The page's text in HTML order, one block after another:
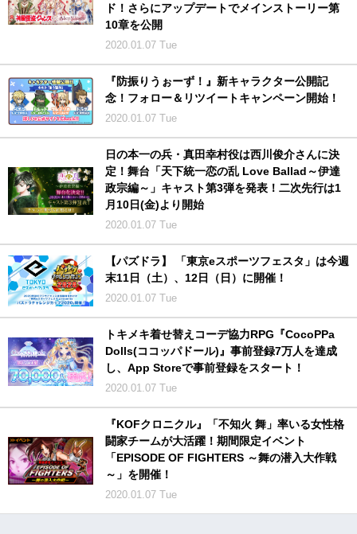
ド！さらにアップデートでメインストーリー第
10章を公開
2020.01.07 Tue
『防振りうぉーず！』新キャラクター公開記
念！フォロー＆リツイートキャンペーン開始！
2020.01.07 Tue
日の本一の兵・真田幸村役は西川俊介さんに決
定！舞台「天下統一恋の乱 Love Ballad～伊達
政宗編～」キャスト第3弾を発表！二次先行は1
月10日(金)より開始
2020.01.07 Tue
【パズドラ】 「東京eスポーツフェスタ」は今週
末11日（土）、12日（日）に開催！
2020.01.07 Tue
トキメキ着せ替えコーデ協力RPG『CocoPPa
Dolls(ココッパドール)』事前登録7万人を達成
し、App Storeで事前登録をスタート！
2020.01.07 Tue
『KOFクロニクル』「不知火 舞」率いる女性格
闘家チームが大活躍！期間限定イベント
「EPISODE OF FIGHTERS ～舞の潜入大作戦
～」を開催！
2020.01.07 Tue